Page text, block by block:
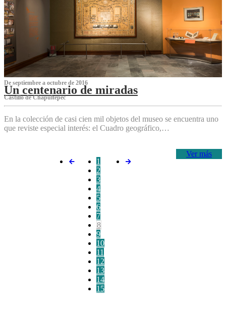
De septiembre a octubre de 2016
Un centenario de miradas
Castillo de Chapultepec
En la colección de casi cien mil objetos del museo se encuentra uno
que reviste especial interés: el Cuadro geográfico,…
Ver más
1
2
3
4
5
6
7
8
9
10
11
12
13
14
15